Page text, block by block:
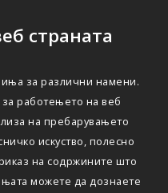
страната
за различни намени.
работењето на веб
на пребарувањето
искуство, полесно
на содржините што
можете да дознаете